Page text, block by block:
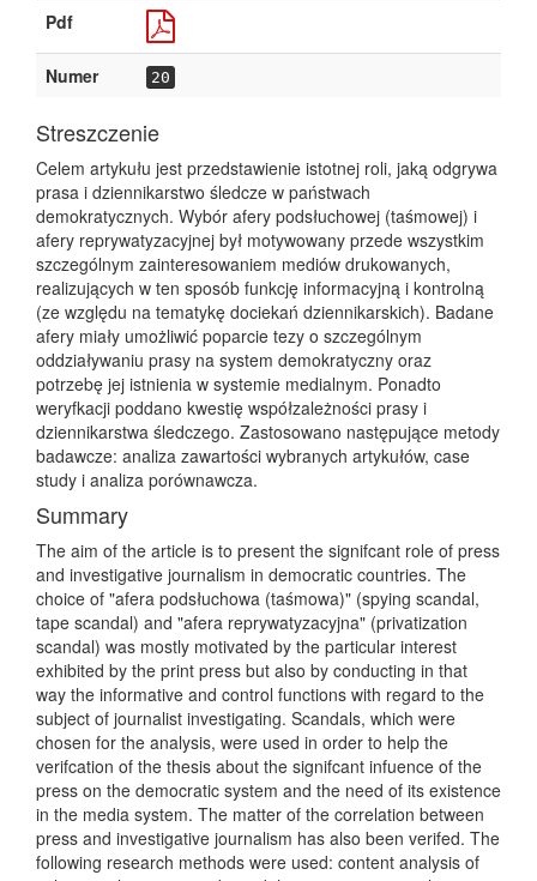
Pdf
Numer 20
Streszczenie
Celem artykułu jest przedstawienie istotnej roli, jaką odgrywa
prasa i dziennikarstwo śledcze w państwach
demokratycznych. Wybór afery podsłuchowej (taśmowej) i
afery reprywatyzacyjnej był motywowany przede wszystkim
szczególnym zainteresowaniem mediów drukowanych,
realizujących w ten sposób funkcję informacyjną i kontrolną
(ze względu na tematykę dociekań dziennikarskich). Badane
afery miały umożliwić poparcie tezy o szczególnym
oddziaływaniu prasy na system demokratyczny oraz
potrzebę jej istnienia w systemie medialnym. Ponadto
weryfkacji poddano kwestię współzależności prasy i
dziennikarstwa śledczego. Zastosowano następujące metody
badawcze: analiza zawartości wybranych artykułów, case
study i analiza porównawcza.
Summary
The aim of the article is to present the signifcant role of press
and investigative journalism in democratic countries. The
choice of "afera podsłuchowa (taśmowa)" (spying scandal,
tape scandal) and "afera reprywatyzacyjna" (privatization
scandal) was mostly motivated by the particular interest
exhibited by the print press but also by conducting in that
way the informative and control functions with regard to the
subject of journalist investigating. Scandals, which were
chosen for the analysis, were used in order to help the
verifcation of the thesis about the signifcant infuence of the
press on the democratic system and the need of its existence
in the media system. The matter of the correlation between
press and investigative journalism has also been verifed. The
following research methods were used: content analysis of